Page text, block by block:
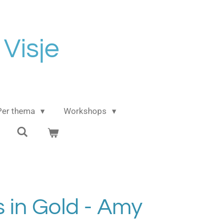
thema Workshops
in Gold - Amy